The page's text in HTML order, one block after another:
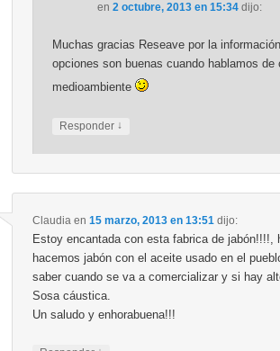
en 2 octubre, 2013 en 15:34 dijo:
Muchas gracias Reseave por la
opciones son buenas cuando hablamos de
medioambiente
Responder ↓
Claudiaen 15 marzo, 2013 en 13:51 dijo:
Estoy encantada con esta fabrica de jabón!!!!,
hacemos jabón con el aceite usado en el
saber cuando se va a comercializar y si hay
Sosa cáustica.
Un saludo y enhorabuena!!!